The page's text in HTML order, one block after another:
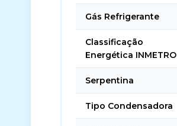
Gás Refrigerante
Classificação
Energética INMETRO
Serpentina
Tipo Condensadora